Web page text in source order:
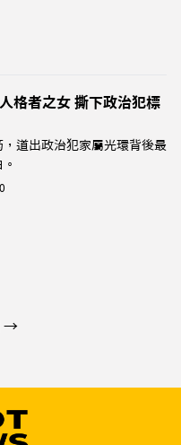
格者之女 撕下政治犯標
道出政治犯家屬光環背後最
→